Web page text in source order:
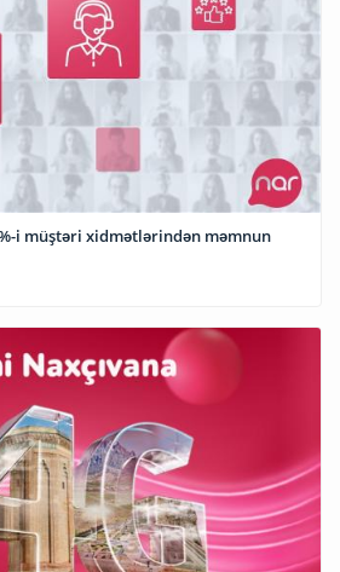
i müştəri xidmətlərindən məmnun